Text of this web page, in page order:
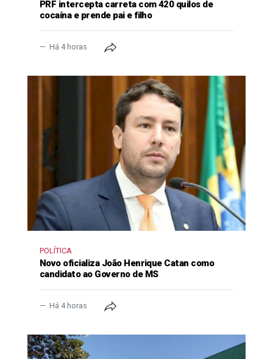
PRF intercepta carreta com 420 quilos de
cocaína e prende pai e filho
Há 4 horas
POLÍTICA
Novo oficializa João Henrique Catan como
candidato ao Governo de MS
Há 4 horas